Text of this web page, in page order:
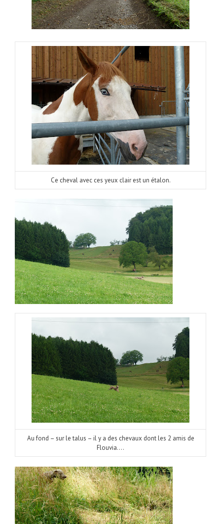
Ce cheval avec ces yeux clair est un étalon.
Au fond – sur le talus – il y a des chevaux dont les 2 amis de
Flouvia….